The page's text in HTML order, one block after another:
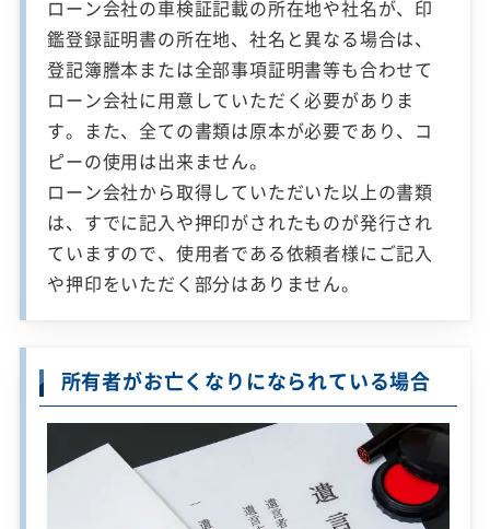
ローン会社の車検証記載の所在地や社名が、印
鑑登録証明書の所在地、社名と異なる場合は、
登記簿謄本または全部事項証明書等も合わせて
ローン会社に用意していただく必要がありま
す。また、全ての書類は原本が必要であり、コ
ピーの使用は出来ません。
ローン会社から取得していただいた以上の書類
は、すでに記入や押印がされたものが発行され
ていますので、使用者である依頼者様にご記入
や押印をいただく部分はありません。
所有者がお亡くなりになられている場合